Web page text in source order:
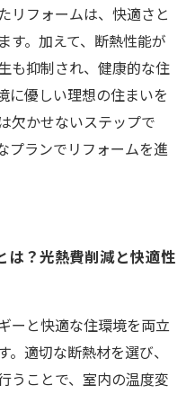
リフォームは、快適さと
す。加えて、断熱性能が
も抑制され、健康的な住
に優しい理想の住まいを
欠かせないステップで
プランでリフォームを進
は？光熱費削減と快適性
ーと快適な住環境を両立
適切な断熱材を選び、
うことで、室内の温度変